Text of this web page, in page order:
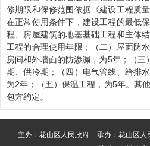
修期限和保修范围依据《建设工程质
在正常使用条件下，建设工程的最低
程、房屋建筑的地基基础工程和主体
工程的合理使用年限；（二）屋面防
房间和外墙面的防渗漏，为5年；（
期、供冷期；（四）电气管线、给排
为2年；（五）保温工程，为5年。其
包方约定。
主办：花山区人民政府 承办：花山区人